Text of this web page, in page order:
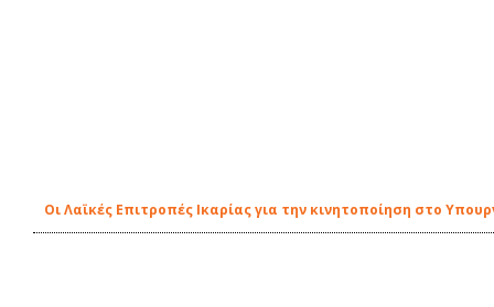
Οι Λαϊκές Επιτροπές Ικαρίας για την κινητοποίηση στο